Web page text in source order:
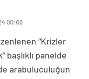
00:09
“Krizler
başlıklı panelde
arabuluculuğun